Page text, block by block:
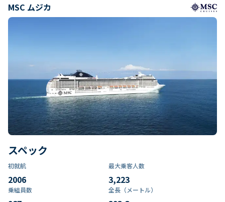
MSC ムジカ
スペック
初就航
2006
最大乗客人数
3,223
乗組員数​ 全長（メートル）